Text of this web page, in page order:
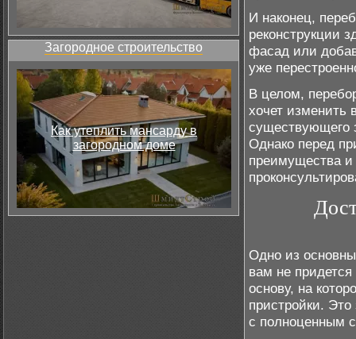
Загородное строительство
Как утеплить мансарду в
загородном доме
И наконец,
реконструкции
фасад или
уже
В целом,
хочет изменить
существующего
Однако перед
преимущества и
Одно из
вам не
основу, на
пристройки.
с полноценным